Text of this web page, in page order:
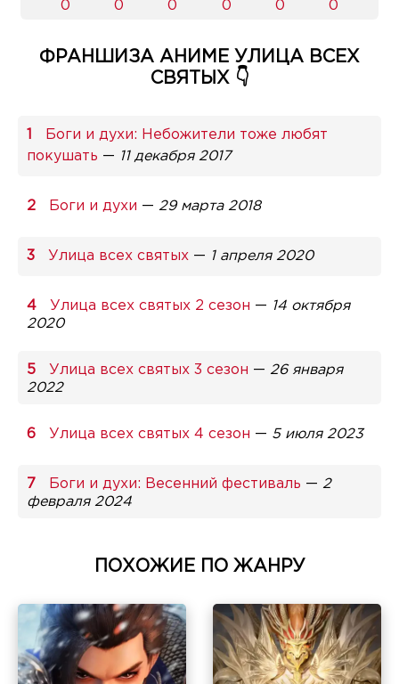
0 0 0 0 0 0
ФРАНШИЗА АНИМЕ УЛИЦА ВСЕХ
СВЯТЫХ 👇
Боги и духи: Небожители тоже любят
покушать — 11 декабря 2017
Боги и духи — 29 марта 2018
Улица всех святых — 1 апреля 2020
Улица всех святых 2 сезон — 14 октября
2020
Улица всех святых 3 сезон — 26 января
2022
Улица всех святых 4 сезон — 5 июля 2023
Боги и духи: Весенний фестиваль — 2
февраля 2024
ПОХОЖИЕ ПО ЖАНРУ